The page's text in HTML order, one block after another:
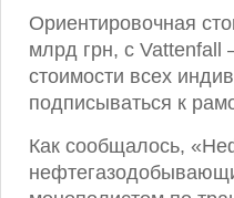
Ориентировочная
млрд грн, с Vattenfall
стоимости всех
подписываться к
Как сообщалось,